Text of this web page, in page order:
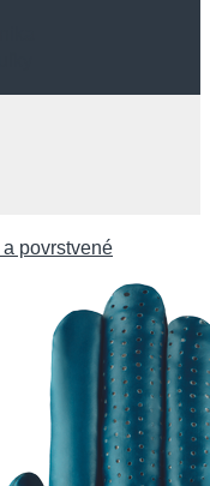
a povrstvené